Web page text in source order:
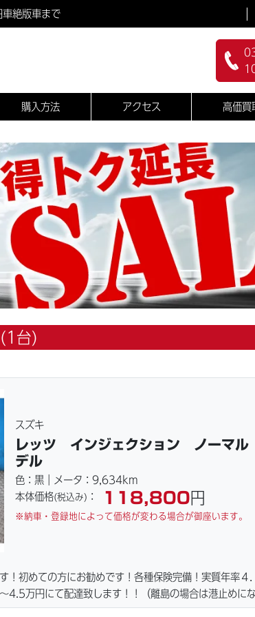
絶版車まで
購入方法 アクセス 高価買
台)
スズキ
レッツ インジェクション ノーマ
デル
色：黒｜メータ：9,634km
本体価格(税込み) ： 118,800円
※納車・登録地によって価格が変わる場合が御座います。
！初めての方にお勧めです！各種保険完備！実質年率４
4.5万円にて配達致します！！（離島の場合は港止めにな
キパッド・ベルト・ウエイトローラー・バッテリー・プ